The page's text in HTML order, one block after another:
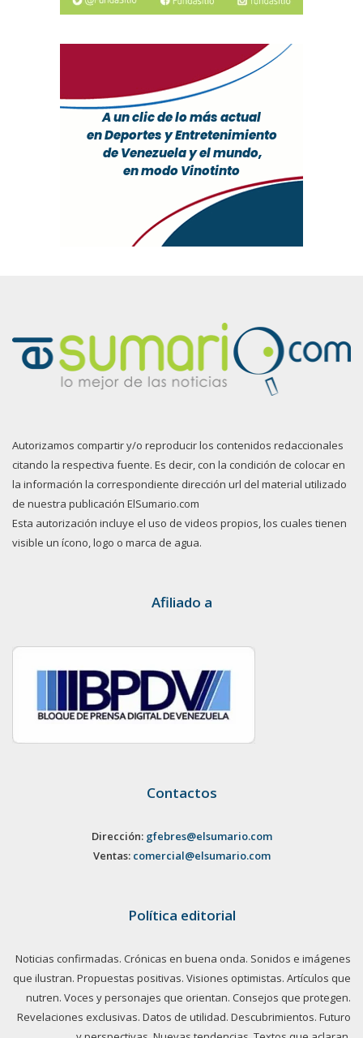
Autorizamos compartir y/o reproducir los contenidos redaccionales
citando la respectiva fuente. Es decir, con la condición de colocar en
la información la correspondiente dirección url del material utilizado
de nuestra publicación ElSumario.com
Esta autorización incluye el uso de videos propios, los cuales tienen
visible un ícono, logo o marca de agua.
Afiliado a
Contactos
Dirección: gfebres@elsumario.com
Ventas: comercial@elsumario.com
Política editorial
Noticias confirmadas. Crónicas en buena onda. Sonidos e imágenes
que ilustran. Propuestas positivas. Visiones optimistas. Artículos que
nutren. Voces y personajes que orientan. Consejos que protegen.
Revelaciones exclusivas. Datos de utilidad. Descubrimientos. Futuro